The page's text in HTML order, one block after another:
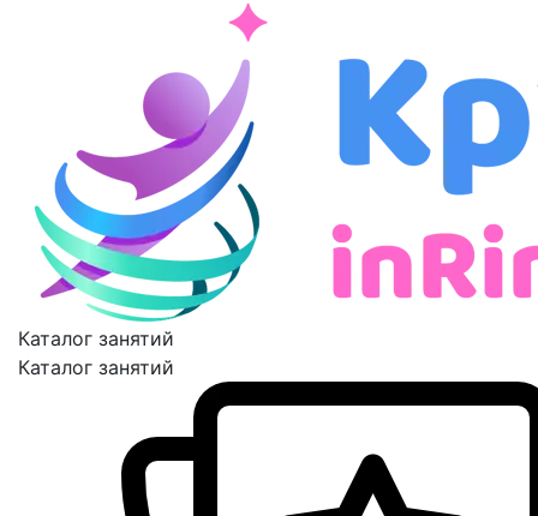
Каталог занятий
Каталог занятий